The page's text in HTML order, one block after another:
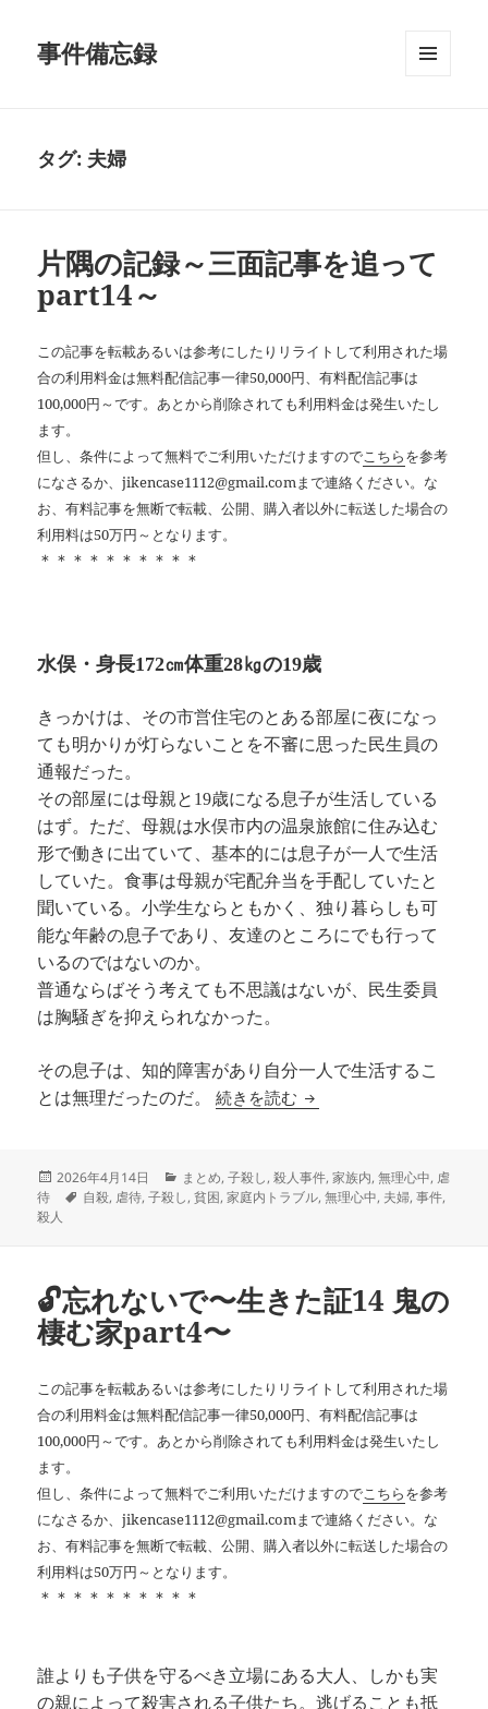
事件備忘録
タグ: 夫婦
片隅の記録～三面記事を追って
part14～
この記事を転載あるいは参考にしたりリライトして利用された場
合の利用料金は無料配信記事一律50,000円、有料配信記事は
100,000円～です。あとから削除されても利用料金は発生いたし
ます。
但し、条件によって無料でご利用いただけますのでこちらを参考
になさるか、jikencase1112@gmail.comまで連絡ください。な
お、有料記事を無断で転載、公開、購入者以外に転送した場合の
利用料は50万円～となります。
＊＊＊＊＊＊＊＊＊＊
水俣・身長172㎝体重28㎏の19歳
きっかけは、その市営住宅のとある部屋に夜になっ
ても明かりが灯らないことを不審に思った民生員の
通報だった。
その部屋には母親と19歳になる息子が生活している
はず。ただ、母親は水俣市内の温泉旅館に住み込む
形で働きに出ていて、基本的には息子が一人で生活
していた。食事は母親が宅配弁当を手配していたと
聞いている。小学生ならともかく、独り暮らしも可
能な年齢の息子であり、友達のところにでも行って
いるのではないのか。
普通ならばそう考えても不思議はないが、民生委員
は胸騒ぎを抑えられなかった。
その息子は、知的障害があり自分一人で生活するこ
とは無理だったのだ。
続きを読む 片隅の記録～三面記事
投
稿
日:
2026年4月14日
カ
テ
まとめ,子殺し,殺人事件,家族内,無理心中, 虐
待
タ
自殺, 虐待,子殺し,貧困,家庭内トラブル,無理心中, 夫婦,事件,
殺人
🔓忘れないで〜生きた証14 鬼の
棲む家part4〜
この記事を転載あるいは参考にしたりリライトして利用された場
合の利用料金は無料配信記事一律50,000円、有料配信記事は
100,000円～です。あとから削除されても利用料金は発生いたし
ます。
但し、条件によって無料でご利用いただけますのでこちらを参考
になさるか、jikencase1112@gmail.comまで連絡ください。な
お、有料記事を無断で転載、公開、購入者以外に転送した場合の
利用料は50万円～となります。
＊＊＊＊＊＊＊＊＊＊
誰よりも子供を守るべき立場にある大人、しかも実
の親によって殺害される子供たち。逃げることも抵